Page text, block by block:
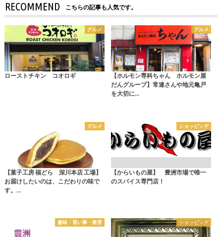
RECOMMEND こちらの記事も人気です。
グルメ
ローストチキン コオロギ
グルメ
【ホルモン専科ちゃん ホルモン屋
だんグループ】常連さんや地元亀戸
を大切に…
グルメ
【菓子工房 福どら 深川本店 工場】
お届けしたいのは、こだわりの味で
す。…
ショッピング
【からいもの屋】 豊洲市場で唯一
のスパイス専門店！
趣味・習い事・教育 ショッピング